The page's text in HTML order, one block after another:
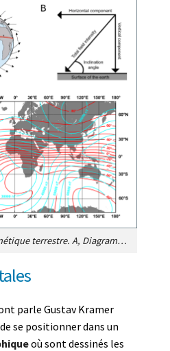
Figure 10. Champ magnétique terrestre. A, Diagramme illustrant comment les lignes de champ (représentées par des flèches) coupent la surface de la Terre et comment l’angle d’inclinaison (l’angle auquel les lignes de champ coupent la surface de la Terre) varie en fonction de la latitude. À l’équateur magnétique (la ligne courbe qui traverse la Terre), les lignes de champ sont parallèles à la surface de la Terre. Les lignes de champ deviennent progressivement plus raides à mesure que l’on se déplace vers le nord en direction du pôle magnétique, où les lignes de champ sont dirigées directement vers le bas dans la terre et où l’angle d’inclinaison est de 90°. L’intensité (force) du champ varie dans une direction légèrement différente de l’inclinaison ; l’intensité est la plus forte près des pôles magnétiques et la plus faible près de l’équateur. B, Diagramme illustrant quatre éléments des vecteurs du champ géomagnétique qui pourraient, en principe, fournir aux animaux des informations sur leur position. Le champ présent à chaque endroit de la Terre est défini par une intensité totale et un angle d’inclinaison. C, Les isolignes d’inclinaison (en rouge) sont représentées par incréments de 10°. Sur une grande partie du globe, l’inclinaison est fortement corrélée à la latitude et peut donc être utile dans une carte magnétique. Les isolignes de l’intensité du champ total (en bleu) sont représentées par incréments de 5 µT. [Source : schéma adapté de Lohmann et al. Magnetic maps in animal navigation, ref. [4], publié sous licence Creative commons 4.0 ].
parle Gustav Kramer
se positionner dans un
où sont dessinés les